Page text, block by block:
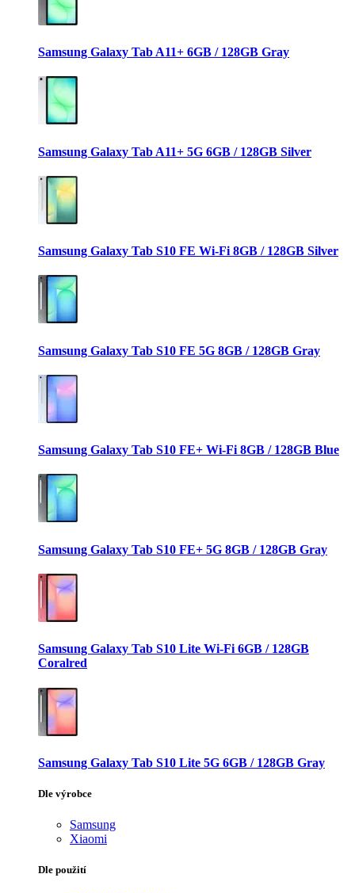
Samsung Galaxy Tab A11+ 6GB / 128GB Gray
Samsung Galaxy Tab A11+ 5G 6GB / 128GB Silver
Samsung Galaxy Tab S10 FE Wi-Fi 8GB / 128GB Silver
Samsung Galaxy Tab S10 FE 5G 8GB / 128GB Gray
Samsung Galaxy Tab S10 FE+ Wi-Fi 8GB / 128GB Blue
Samsung Galaxy Tab S10 FE+ 5G 8GB / 128GB Gray
Samsung Galaxy Tab S10 Lite Wi-Fi 6GB / 128GB
Coralred
Samsung Galaxy Tab S10 Lite 5G 6GB / 128GB Gray
Dle výrobce
Samsung
Xiaomi
Dle použití